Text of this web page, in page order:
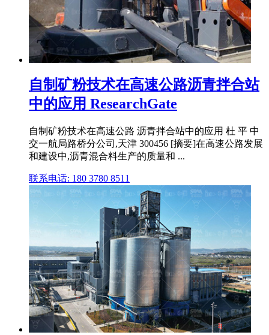
自制矿粉技术在高速公路沥青拌合站
中的应用 ResearchGate
自制矿粉技术在高速公路 沥青拌合站中的应用 杜 平 中
交一航局路桥分公司,天津 300456 [摘要]在高速公路发展
和建设中,沥青混合料生产的质量和 ...
联系电话: 180 3780 8511